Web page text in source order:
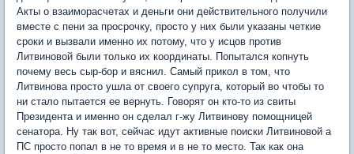
Акты о взаиморасчетах и деньги они действительного получили
вместе с пени за просрочку, просто у них были указаны четкие
сроки и вызвали именно их потому, что у исцов против
Литвиновой были только их координаты. Попытался копнуть
почему весь сыр-бор и вяснил. Самый прикол в том, что
Литвинова просто ушла от своего супруга, который во чтобы то
ни стало пытается ее вернуть. Говорят он кто-то из свиты
Президента и именно он сделал г-жу Литвинову помощницей
сенатора. Ну так вот, сейчас идут активные поиски Литвиновой а
ПС просто попал в не то время и в не то место. Так как она